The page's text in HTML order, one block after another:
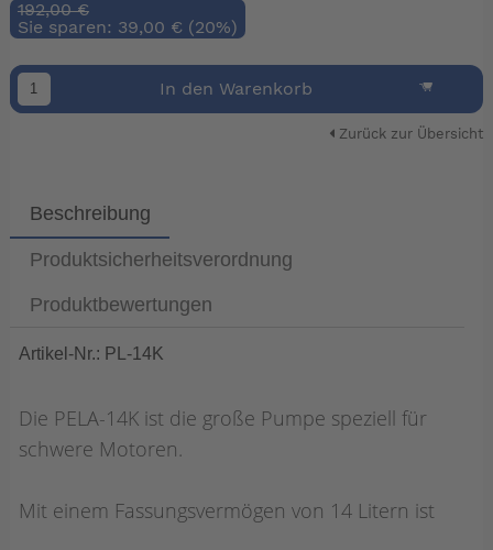
192,00 €
Sie sparen: 39,00 € (20%)
In den Warenkorb
Zurück zur Übersicht
Beschreibung
Produktsicherheitsverordnung
Produktbewertungen
Artikel-Nr.: PL-14K
Die PELA-14K ist die große Pumpe speziell für
schwere Motoren.
Mit einem Fassungsvermögen von 14 Litern ist